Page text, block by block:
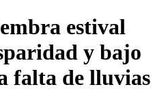
estival
y bajo
falta de lluvias